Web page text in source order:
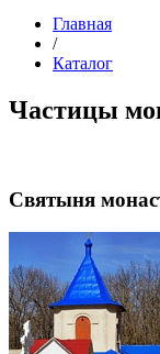
Главная
/
Каталог
Частицы
Святыня